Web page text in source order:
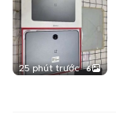
25 phút trước 6